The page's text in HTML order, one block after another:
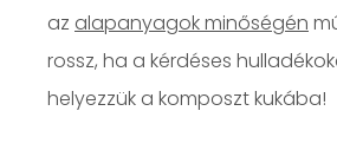
az alapanyagok minőségén
rossz, ha a kérdéses
helyezzük a komposzt kukába!